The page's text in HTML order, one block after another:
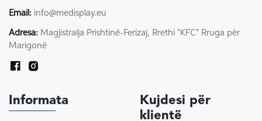
Email: info@medisplay.eu
Adresa: Magjistralja Prishtinë-Ferizaj, Rrethi "KFC" Rruga për
Marigonë
Informata
Kujdesi për
klientë